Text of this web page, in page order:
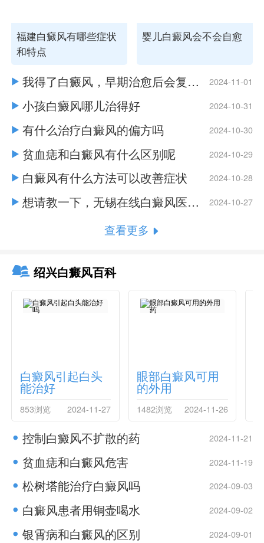
福建白癜风有哪些症状
和特点
婴儿白癜风会不会自愈
我得了白癜风，早期治愈后会复发
吗
2024-11-01
小孩白癜风哪儿治得好 2024-10-31
有什么治疗白癜风的偏方吗 2024-10-30
贫血痣和白癜风有什么区别呢 2024-10-29
白癜风有什么方法可以改善症状 2024-10-28
想请教一下，无锡在线白癜风医院
2024-10-27
查看更多
绍兴白癜风百科
白癜风引起白头
能治好
853浏览 2024-11-27
眼部白癜风可用
的外用
1482浏览 2024-11-26
控制白癜风不扩散的药 2024-11-21
贫血痣和白癜风危害 2024-11-19
松树塔能治疗白癜风吗 2024-09-03
白癜风患者用铜壶喝水 2024-09-02
银霄病和白癜风的区别 2024-09-01